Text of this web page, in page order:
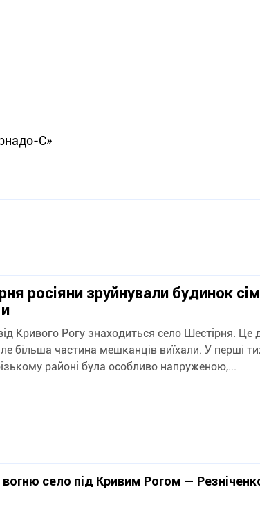
С»
росіяни зруйнували будинок
Кривого Рогу знаходиться село Шестірня. Це
більша частина мешканців виїхали. У перші
районі була особливо напруженою,...
село під Кривим Рогом —